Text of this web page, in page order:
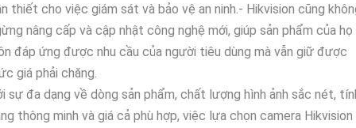
thiết cho việc giám sát và bảo vệ an ninh.- Hikvision cũng
nâng cấp và cập nhật công nghệ mới, giúp sản phẩm của họ
đáp ứng được nhu cầu của người tiêu dùng mà vẫn giữ được
giá phải chăng.
sự đa dạng về dòng sản phẩm, chất lượng hình ảnh sắc nét,
thông minh và giá cả phù hợp, việc lựa chọn camera Hikvision